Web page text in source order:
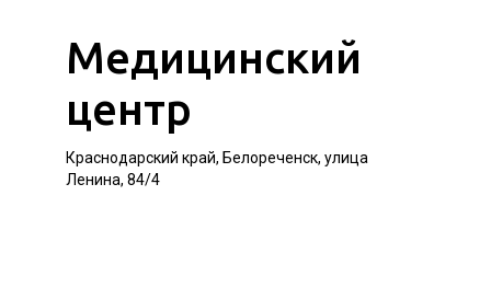
Медицинский
центр
Краснодарский край, Белореченск, улица
Ленина, 84/4